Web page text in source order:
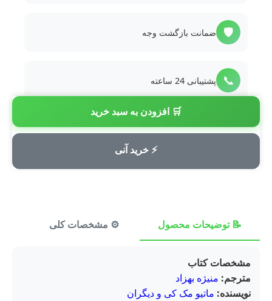
🛒 افزودن به سبد خرید
⚡ خرید آنی
🛡️ ضمانت بازگشت وجه
📞 پشتیبانی 24 ساعته
💳 پرداخت امن
📝 توضیحات محصول ⚙️ مشخصات کلی
مشخصات کتاب
مترجم: منیژه بهزاد
نویسنده: ماتیو مک کی و دیگران